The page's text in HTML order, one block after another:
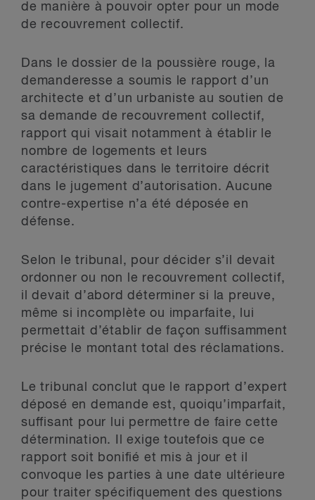
de manière à pouvoir opter pour un mode
de recouvrement collectif.
Dans le dossier de la poussière rouge, la
demanderesse a soumis le rapport d’un
architecte et d’un urbaniste au soutien de
sa demande de recouvrement collectif,
rapport qui visait notamment à établir le
nombre de logements et leurs
caractéristiques dans le territoire décrit
dans le jugement d’autorisation. Aucune
contre-expertise n’a été déposée en
défense.
Selon le tribunal, pour décider s’il devait
ordonner ou non le recouvrement collectif,
il devait d’abord déterminer si la preuve,
même si incomplète ou imparfaite, lui
permettait d’établir de façon suffisamment
précise le montant total des réclamations.
Le tribunal conclut que le rapport d’expert
déposé en demande est, quoiqu’imparfait,
suffisant pour lui permettre de faire cette
détermination. Il exige toutefois que ce
rapport soit bonifié et mis à jour et il
convoque les parties à une date ultérieure
pour traiter spécifiquement des questions